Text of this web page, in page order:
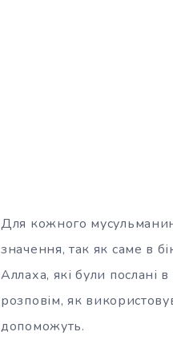
Для кожного
значення, так як саме в
Аллаха, які були послані
розповім, як
допоможуть.